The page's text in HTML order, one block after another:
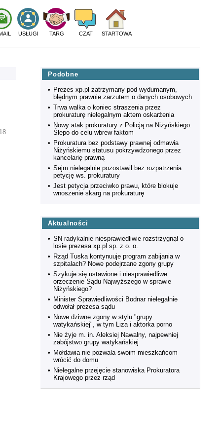
USŁUGI TARG CZAT STARTOWA
Podobne
• Prezes xp.pl zatrzymany pod wydumanym,
błędnym prawnie zarzutem o danych osobowych
• Trwa walka o koniec straszenia przez
prokuraturę nielegalnym aktem oskarżenia
• Nowy atak prokuratury z Policją na Niżyńskiego.
Ślepo do celu wbrew faktom
• Prokuratura bez podstawy prawnej odmawia
Niżyńskiemu statusu pokrzywdzonego przez
kancelarię prawną
• Sejm nielegalnie pozostawił bez rozpatrzenia
petycję ws. prokuratury
• Jest petycja przeciwko prawu, które blokuje
wnoszenie skarg na prokuraturę
Aktualności
• SN radykalnie niesprawiedliwie rozstrzygnął o
losie prezesa xp.pl sp. z o. o.
• Rząd Tuska kontynuuje program zabijania w
szpitalach? Nowe podejrzane zgony grupy
• Szykuje się ustawione i niesprawiedliwe
orzeczenie Sądu Najwyższego w sprawie
Niżyńskiego?
• Minister Sprawiedliwości Bodnar nielegalnie
odwołał prezesa sądu
• Nowe dziwne zgony w stylu "grupy
watykańskiej", w tym Liza i aktorka porno
• Nie żyje m. in. Aleksiej Nawalny, najpewniej
zabójstwo grupy watykańskiej
• Mołdawia nie pozwala swoim mieszkańcom
wrócić do domu
• Nielegalne przejęcie stanowiska Prokuratora
Krajowego przez rząd